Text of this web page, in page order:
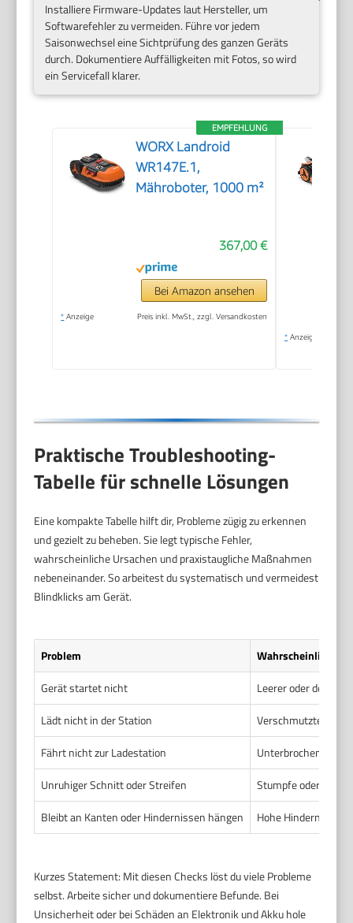
Installiere Firmware-Updates laut Hersteller, um
Softwarefehler zu vermeiden. Führe vor jedem
Saisonwechsel eine Sichtprüfung des ganzen Geräts
durch. Dokumentiere Auffälligkeiten mit Fotos, so wird
ein Servicefall klarer.
EMPFEHLUNG
WORX Landroid
WR147E.1,
Mähroboter, 1000 m²
367,00 €
Bei Amazon ansehen
* Anzeige Preis inkl. MwSt., zzgl. Versandkosten
* Anzeige
Praktische Troubleshooting-
Tabelle für schnelle Lösungen
Eine kompakte Tabelle hilft dir, Probleme zügig zu erkennen
und gezielt zu beheben. Sie legt typische Fehler,
wahrscheinliche Ursachen und praxistaugliche Maßnahmen
nebeneinander. So arbeitest du systematisch und vermeidest
Blindklicks am Gerät.
Problem
Wahrscheinliche
Gerät startet nicht
Leerer oder
Lädt nicht in der Station
Verschmutzte
Fährt nicht zur Ladestation
Unterbrochenes
Unruhiger Schnitt oder Streifen
Stumpfe oder
Bleibt an Kanten oder Hindernissen hängen
Hohe Hindernisse.
Kurzes Statement: Mit diesen Checks löst du viele Probleme
selbst. Arbeite sicher und dokumentiere Befunde. Bei
Unsicherheit oder bei Schäden an Elektronik und Akku hole